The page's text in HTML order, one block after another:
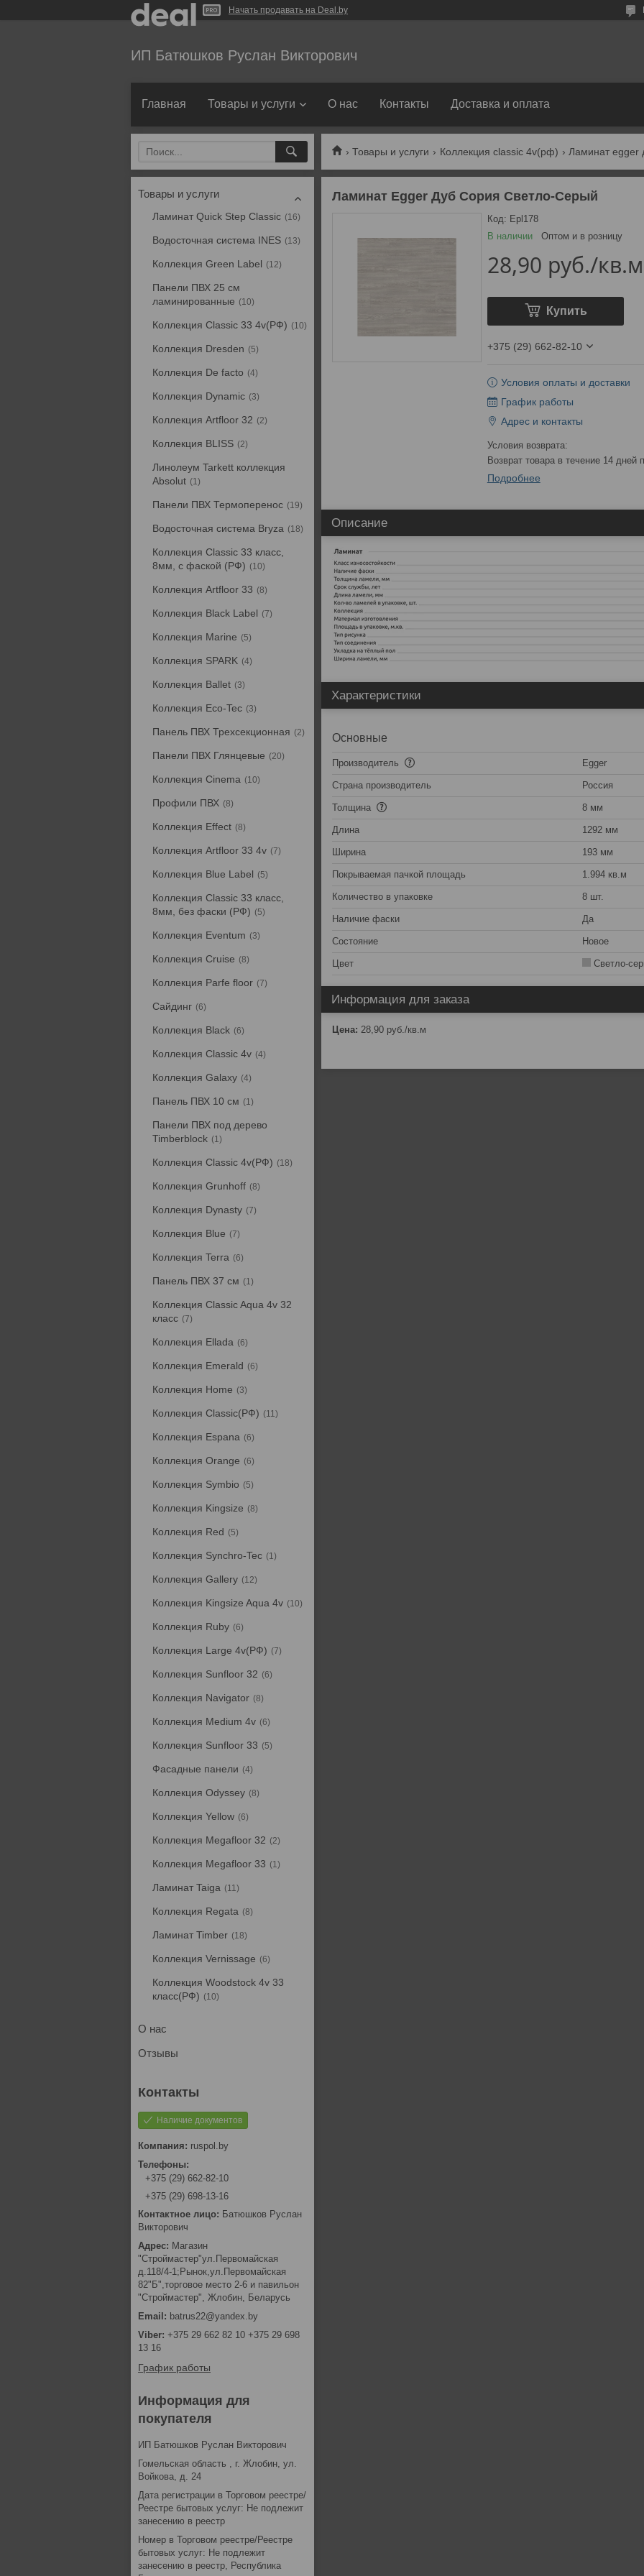
Начать продавать на Deal.by
ИП Батюшков Руслан Викторович
Главная Товары и услуги О нас Контакты Доставка и оплата
Товары и услуги Коллекция classic 4v(рф) Ламинат egger
Ламинат Egger Дуб Сория Светло-Серый
В наличии Оптом и в розницу
Код: Epl178
28,90 руб./кв.м
Купить
+375 (29) 662-82-10
Условия оплаты и доставки
График работы
Адрес и контакты
возврат товара в течение 14 дней
Подробнее
Описание
Характеристики
Основные
Производитель Egger
Страна производитель Россия
Толщина 8 мм
Длина 1292 мм
Ширина 193 мм
Покрываемая пачкой площадь 1.994 кв.м
Количество в упаковке 8 шт.
Наличие фаски Да
Состояние Новое
Цвет Светло-
Информация для заказа
Цена: 28,90 руб./кв.м
Товары и услуги
Ламинат Quick Step Classic 16
Водосточная система INES 13
Коллекция Green Label 12
Панели ПВХ 25 см
ламинированные
10
Коллекция Classic 33 4v(РФ) 10
Коллекция Dresden 5
Коллекция De facto 4
Коллекция Dynamic 3
Коллекция Artfloor 32 2
Коллекция BLISS 2
Линолеум Tarkett коллекция
Absolut
1
Панели ПВХ Термоперенос 19
Водосточная система Bryza 18
Коллекция Classic 33 класс,
8мм, с фаской (РФ)
10
Коллекция Artfloor 33 8
Коллекция Black Label 7
Коллекция Marine 5
Коллекция SPARK 4
Коллекция Ballet 3
Коллекция Eco-Tec 3
Панель ПВХ Трехсекционная 2
Панели ПВХ Глянцевые 20
Коллекция Cinema 10
Профили ПВХ 8
Коллекция Effect 8
Коллекция Artfloor 33 4v 7
Коллекция Blue Label 5
Коллекция Classic 33 класс,
8мм, без фаски (РФ)
5
Коллекция Eventum 3
Коллекция Cruise 8
Коллекция Parfe floor 7
Сайдинг 6
Коллекция Black 6
Коллекция Classic 4v 4
Коллекция Galaxy 4
Панель ПВХ 10 см 1
Панели ПВХ под дерево
Timberblock
1
Коллекция Classic 4v(РФ) 18
Коллекция Grunhoff 8
Коллекция Dynasty 7
Коллекция Blue 7
Коллекция Terra 6
Панель ПВХ 37 см 1
Коллекция Classic Aqua 4v 32
класс
7
Коллекция Ellada 6
Коллекция Emerald 6
Коллекция Home 3
Коллекция Classic(РФ) 11
Коллекция Espana 6
Коллекция Orange 6
Коллекция Symbio 5
Коллекция Kingsize 8
Коллекция Red 5
Коллекция Synchro-Tec 1
Коллекция Gallery 12
Коллекция Kingsize Aqua 4v 10
Коллекция Ruby 6
Коллекция Large 4v(РФ) 7
Коллекция Sunfloor 32 6
Коллекция Navigator 8
Коллекция Medium 4v 6
Коллекция Sunfloor 33 5
Фасадные панели 4
Коллекция Odyssey 8
Коллекция Yellow 6
Коллекция Megafloor 32 2
Коллекция Megafloor 33 1
Ламинат Taiga 11
Коллекция Regata 8
Ламинат Timber 18
Коллекция Vernissage 6
Коллекция Woodstock 4v 33
класс(РФ)
10
О нас
Отзывы
Наличие документов
ruspol.by
+375 (29) 662-82-10
+375 (29) 698-13-16
Батюшков Руслан
Викторович
Магазин
"Строймастер"ул.Первомайская
д.118/4-1;Рынок,ул.Первомайская
82"Б",торговое место 2-6 и павильон
"Строймастер", Жлобин, Беларусь
batrus22@yandex.by
+375 29 662 82 10 +375 29 698
13 16
График работы
Информация для
покупателя
ИП Батюшков Руслан Викторович
Гомельская область , г. Жлобин, ул.
Войкова, д. 24
Дата регистрации в Торговом реестре/
Реестре бытовых услуг: Не подлежит
занесению в реестр
Номер в Торговом реестре/Реестре
бытовых услуг: Не подлежит
занесению в реестр, Республика